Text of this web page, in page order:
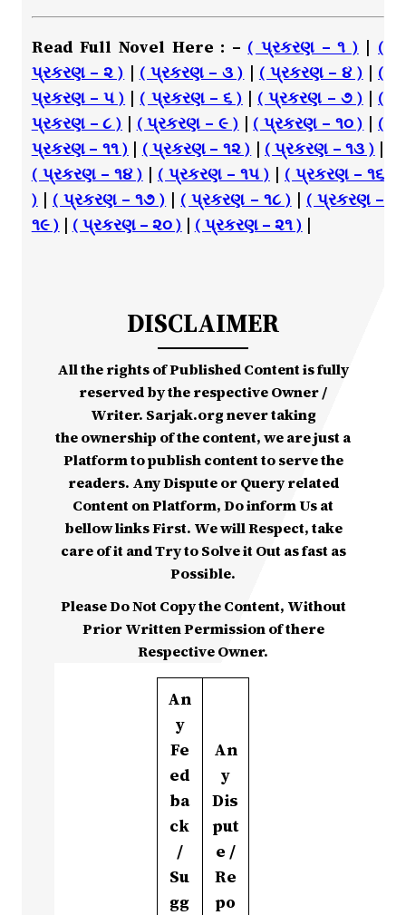
Read Full Novel Here : – ( પ્રકરણ – ૧ ) | (
પ્રકરણ – ૨ ) | ( પ્રકરણ – ૩ ) | ( પ્રકરણ – ૪ ) | (
પ્રકરણ – ૫ ) | ( પ્રકરણ – ૬ ) | ( પ્રકરણ – ૭ ) | (
પ્રકરણ – ૮ ) | ( પ્રકરણ – ૯ ) | ( પ્રકરણ – ૧૦ ) | (
પ્રકરણ – ૧૧ ) | ( પ્રકરણ – ૧૨ ) | ( પ્રકરણ – ૧૩ ) |
( પ્રકરણ – ૧૪ ) | ( પ્રકરણ – ૧૫ ) | ( પ્રકરણ – ૧૬
) | ( પ્રકરણ – ૧૭ ) | ( પ્રકરણ – ૧૮ ) | ( પ્રકરણ –
૧૯ ) | ( પ્રકરણ – ૨૦ ) | ( પ્રકરણ – ૨૧ ) |
DISCLAIMER
All the rights of Published Content is fully
reserved by the respective Owner /
Writer. Sarjak.org never taking
the ownership of the content, we are just a
Platform to publish content to serve the
readers. Any Dispute or Query related
Content on Platform, Do inform Us at
bellow links First. We will Respect, take
care of it and Try to Solve it Out as fast as
Possible.
Please Do Not Copy the Content, Without
Prior Written Permission of there
Respective Owner.
An
y
Fe
ed
ba
ck
/
Su
gg
An
y
Dis
put
e /
Re
po